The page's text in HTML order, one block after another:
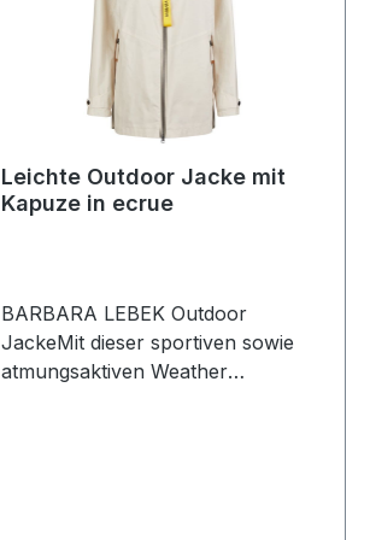
Leichte Outdoor Jacke mit
Kapuze in ecrue
BARBARA LEBEK Outdoor
JackeMit dieser sportiven sowie
atmungsaktiven Weather